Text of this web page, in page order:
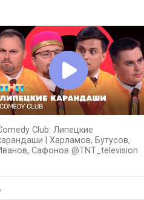
Club: Липецкие
| Харламов, Бутусов,
Сафонов @TNT_television